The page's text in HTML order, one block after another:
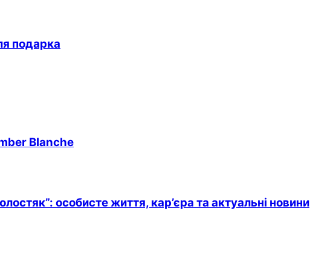
подарка
Blanche
особисте життя, кар’єра та актуальні новини